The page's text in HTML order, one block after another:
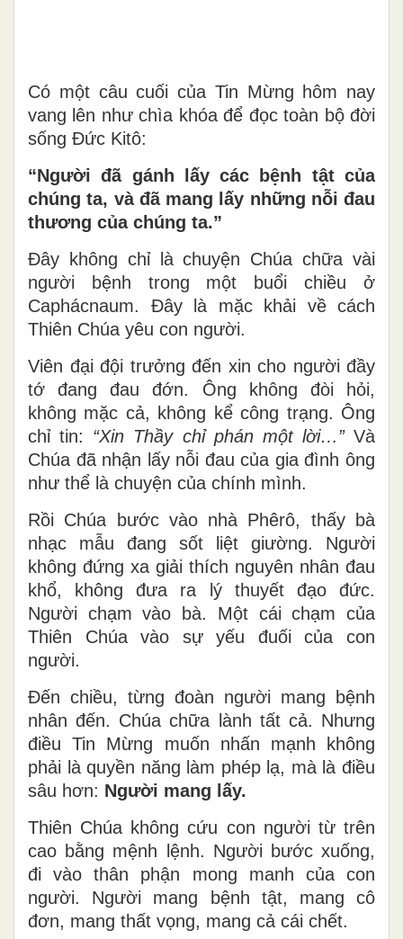
Có một câu cuối của Tin Mừng hôm nay
vang lên như chìa khóa để đọc toàn bộ đời
sống Đức Kitô:
“Người đã gánh lấy các bệnh tật của
chúng ta, và đã mang lấy những nỗi đau
thương của chúng ta.”
Đây không chỉ là chuyện Chúa chữa vài
người bệnh trong một buổi chiều ở
Caphácnaum. Đây là mặc khải về cách
Thiên Chúa yêu con người.
Viên đại đội trưởng đến xin cho người đầy
tớ đang đau đớn. Ông không đòi hỏi,
không mặc cả, không kể công trạng. Ông
chỉ tin: “Xin Thầy chỉ phán một lời…”Và
Chúa đã nhận lấy nỗi đau của gia đình ông
như thể là chuyện của chính mình.
Rồi Chúa bước vào nhà Phêrô, thấy bà
nhạc mẫu đang sốt liệt giường. Người
không đứng xa giải thích nguyên nhân đau
khổ, không đưa ra lý thuyết đạo đức.
Người chạm vào bà. Một cái chạm của
Thiên Chúa vào sự yếu đuối của con
người.
Đến chiều, từng đoàn người mang bệnh
nhân đến. Chúa chữa lành tất cả. Nhưng
điều Tin Mừng muốn nhấn mạnh không
phải là quyền năng làm phép lạ, mà là điều
sâu hơn: Người mang lấy.
Thiên Chúa không cứu con người từ trên
cao bằng mệnh lệnh. Người bước xuống,
đi vào thân phận mong manh của con
người. Người mang bệnh tật, mang cô
đơn, mang thất vọng, mang cả cái chết.